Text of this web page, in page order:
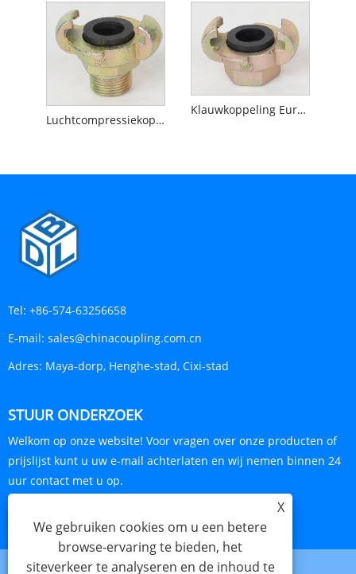
Luchtcompressiekoppeling
Klauwkoppeling Europees type
Tel: +86-574-63256658
E-mail: sales@chinacoupling.com.cn
Adres: Maya-dorp, Henghe-stad, Cixi-stad
STUUR ONDERZOEK
Welkom op onze website! Voor vragen over onze producten of
prijslijst kunt u uw e-mail achterlaten en wij nemen binnen 24
uur contact met u op.
X
We gebruiken cookies om u een betere
browse-ervaring te bieden, het
siteverkeer te analyseren en de inhoud te